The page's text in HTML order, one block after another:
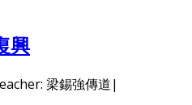
興
梁錫強傳道|